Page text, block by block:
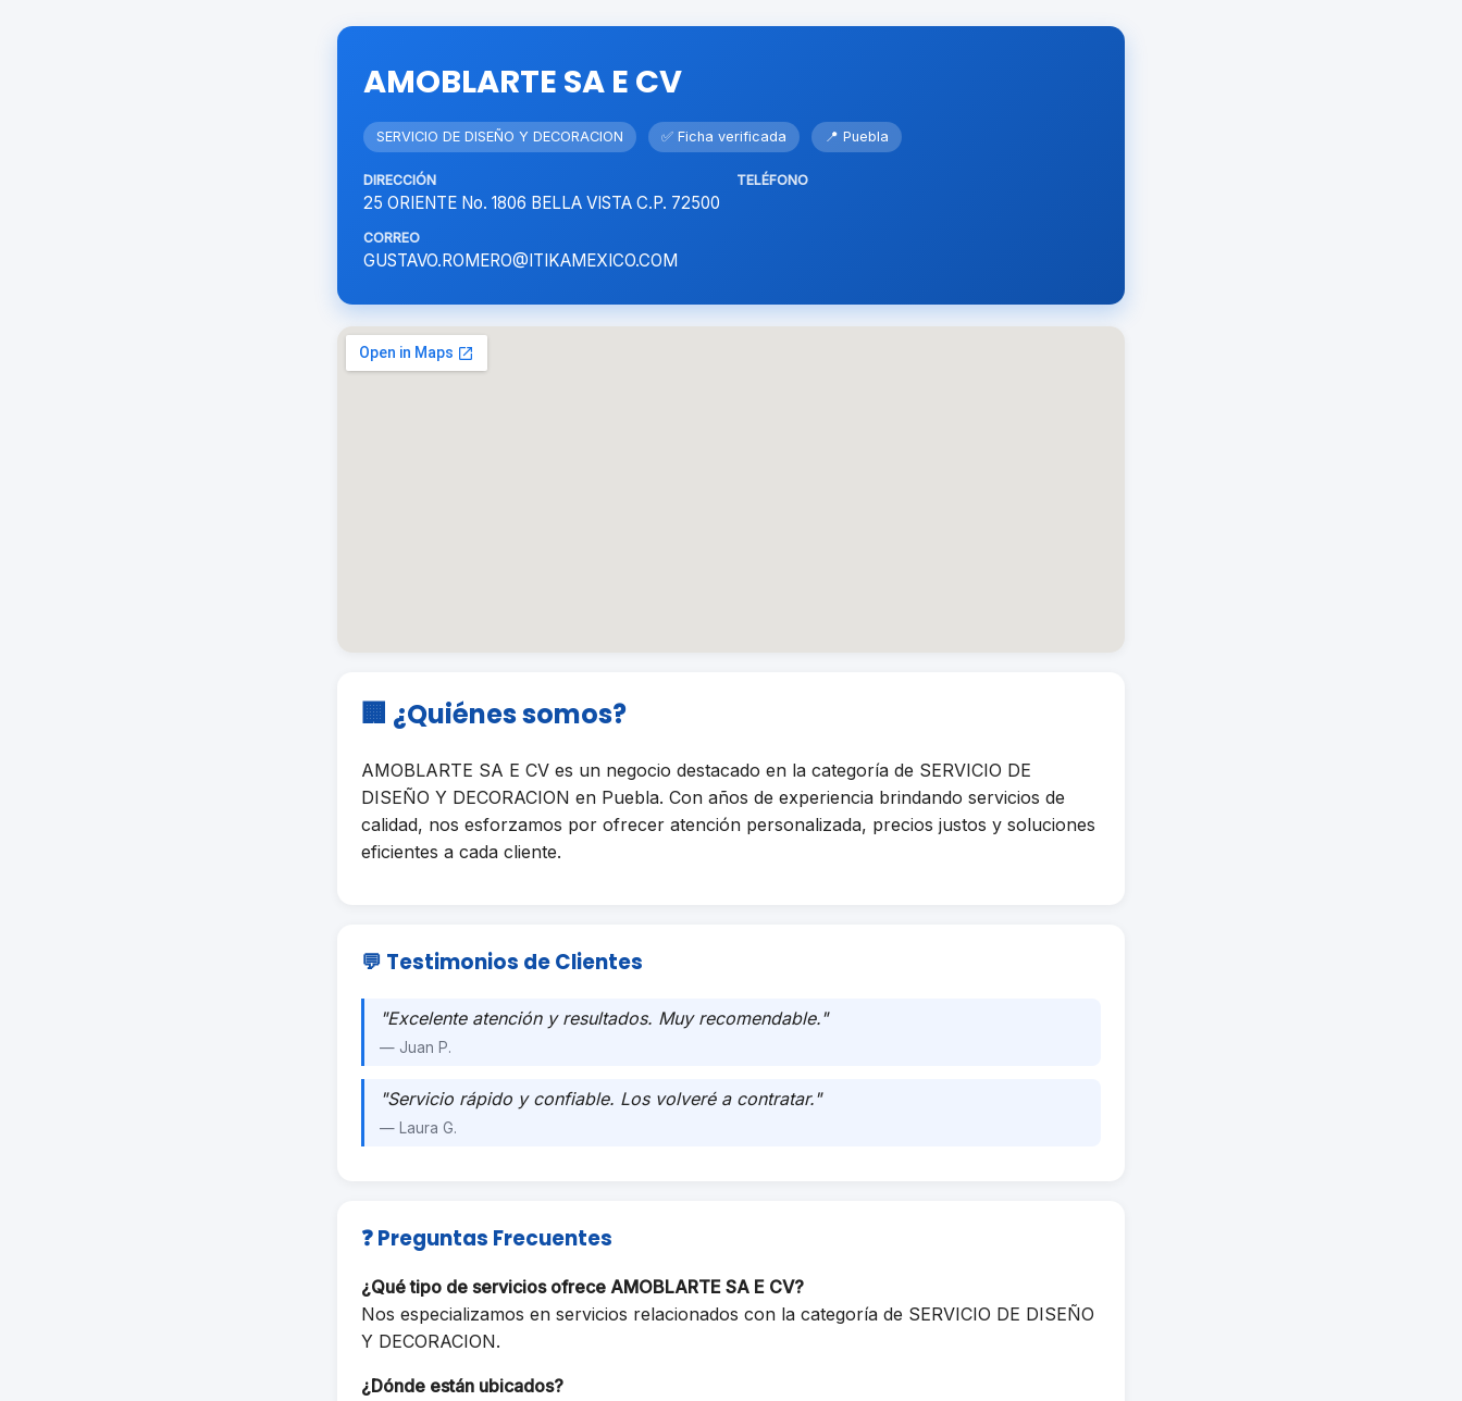
AMOBLARTE SA E CV
SERVICIO DE DISEÑO Y DECORACION ✅ Ficha verificada 📍 Puebla
DIRECCIÓN
25 ORIENTE No. 1806 BELLA VISTA C.P. 72500
TELÉFONO
CORREO
GUSTAVO.ROMERO@ITIKAMEXICO.COM
🏢 ¿Quiénes somos?
AMOBLARTE SA E CV es un negocio destacado en la categoría de SERVICIO DE
DISEÑO Y DECORACION en Puebla. Con años de experiencia brindando servicios de
calidad, nos esforzamos por ofrecer atención personalizada, precios justos y soluciones
eficientes a cada cliente.
💬 Testimonios de Clientes
"Excelente atención y resultados. Muy recomendable."
— Juan P.
"Servicio rápido y confiable. Los volveré a contratar."
— Laura G.
❓ Preguntas Frecuentes
¿Qué tipo de servicios ofrece AMOBLARTE SA E CV?
Nos especializamos en servicios relacionados con la categoría de SERVICIO DE DISEÑO
Y DECORACION.
¿Dónde están ubicados?